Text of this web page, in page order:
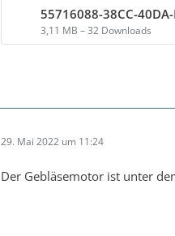
3,11 MB – 32 Downloads
29. Mai 2022 um 11:24
Der Gebläsemotor ist unter